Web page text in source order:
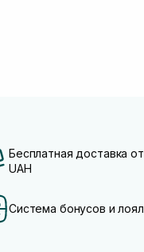
Бесплатная доставка
UAH
Система бонусов и